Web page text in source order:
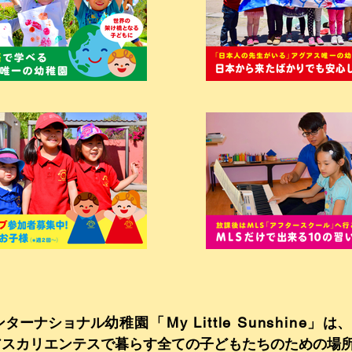
ターナショナル幼稚園「 My Little Sunshine」 は、
カリエンテスで暮らす全ての子どもたちのための場